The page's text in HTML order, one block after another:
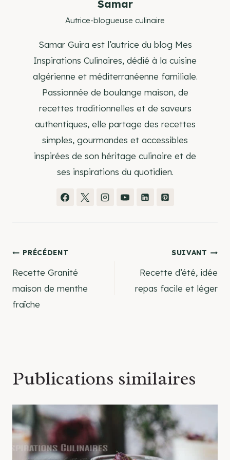
Samar
Autrice-blogueuse culinaire
Samar Guira est l’autrice du blog Mes
Inspirations Culinaires, dédié à la cuisine
algérienne et méditerranéenne familiale.
Passionnée de boulange maison, de
recettes traditionnelles et de saveurs
authentiques, elle partage des recettes
simples, gourmandes et accessibles
inspirées de son héritage culinaire et de
ses inspirations du quotidien.
Navigation
de
l’article
PRÉCÉDENT
Recette Granité
maison de menthe
fraîche
SUIVANT
Recette d’été, idée
repas facile et léger
Publications similaires